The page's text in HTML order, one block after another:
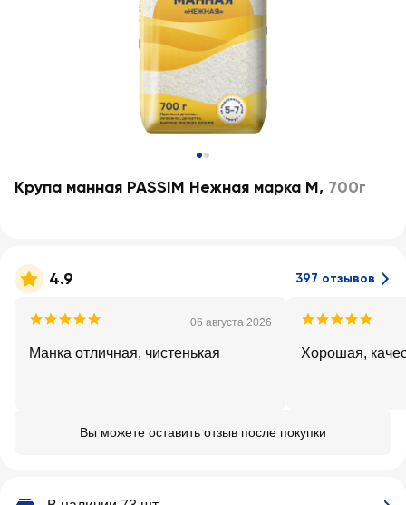
Крупа манная PASSIM Нежная марка М, 700г
4.9 397 отзывов
06 августа 2026
Манка отличная, чистенькая Хорошая,
Вы можете оставить отзыв после покупки